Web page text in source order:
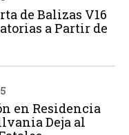
de Balizas V16
a Partir de
en Residencia
Deja al